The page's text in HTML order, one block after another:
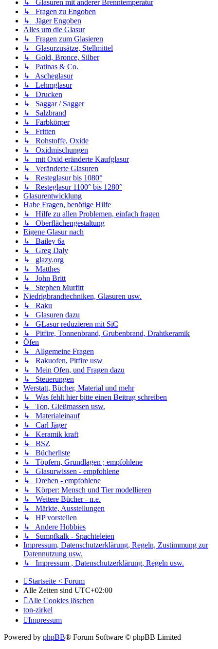
↳ Glasuren mit anderer Brenntemperatur
↳ Fragen zu Engoben
↳ Jäger Engoben
Alles um die Glasur
↳ Fragen zum Glasieren
↳ Glasurzusätze, Stellmittel
↳ Gold, Bronce, Silber
↳ Patinas & Co.
↳ Ascheglasur
↳ Lehmglasur
↳ Drucken
↳ Saggar / Sagger
↳ Salzbrand
↳ Farbkörper
↳ Fritten
↳ Rohstoffe, Oxide
↳ Oxidmischungen
↳ mit Oxid eränderte Kaufglasur
↳ Veränderte Glasuren
↳ Resteglasur bis 1080°
↳ Resteglasur 1100° bis 1280°
Glasurentwicklung
Habe Fragen, benötige Hilfe
↳ Hilfe zu allen Problemen, einfach fragen
↳ Oberflächengestaltung
Eigene Glasur nach
↳ Bailey 6a
↳ Greg Daly
↳ glazy.org
↳ Matthes
↳ John Britt
↳ Stephen Murfitt
Niedrigbrandtechniken, Glasuren usw.
↳ Raku
↳ Glasuren dazu
↳ GLasur reduzieren mit SiC
↳ Pitfire, Tonnenbrand, Grubenbrand, Drahtkeramik
Öfen
↳ Allgemeine Fragen
↳ Rakuofen, Pitfire usw
↳ Mein Ofen, und Fragen dazu
↳ Steuerungen
Werstatt, Bücher, Material und mehr
↳ Was fehlt hier bitte einen Beitrag schreiben
↳ Ton, Gießmassen usw.
↳ Materialeinauf
↳ Carl Jäger
↳ Keramik kraft
↳ BSZ
↳ Bücherliste
↳ Töpfern, Grundlagen ; empfohlene
↳ Glasurwissen - empfohlene
↳ Drehen - empfohlene
↳ Körper: Mensch und Tier modellieren
↳ Weitere Bücher - n.e.
↳ Märkte, Ausstellungen
↳ HP vorstellen
↳ Andere Hobbies
↳ Sumpfkalk - Spachteleien
Impressum, Datenschutzerklärung, Regeln, Zustimmung zur
Datennutzung usw.
↳ Impressum , Datenschutzerklärung, Regeln usw.
Startseite < Forum
Alle Zeiten sind UTC+02:00
Alle Cookies löschen
ton-zirkel
Impressum
Powered by phpBB® Forum Software © phpBB Limited